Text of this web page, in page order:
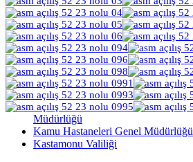
Müdürlüğü
Kamu Hastaneleri Genel Müdürlüğü
Kastamonu Valiliği